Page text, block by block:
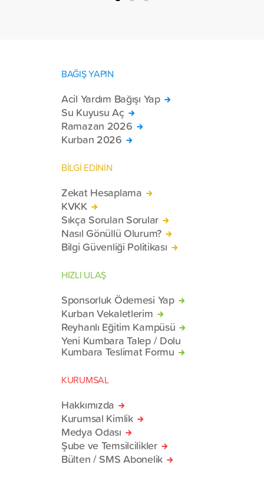
BAĞIŞ YAPIN
Acil Yardım Bağışı Yap
Su Kuyusu Aç
Ramazan 2026
Kurban 2026
BİLGİ EDİNİN
Zekat Hesaplama
KVKK
Sıkça Sorulan Sorular
Nasıl Gönüllü Olurum?
Bilgi Güvenliği Politikası
HIZLI ULAŞ
Sponsorluk Ödemesi Yap
Kurban Vekaletlerim
Reyhanlı Eğitim Kampüsü
Yeni Kumbara Talep / Dolu
Kumbara Teslimat Formu
KURUMSAL
Hakkımızda
Kurumsal Kimlik
Medya Odası
Şube ve Temsilcilikler
Bülten / SMS Abonelik